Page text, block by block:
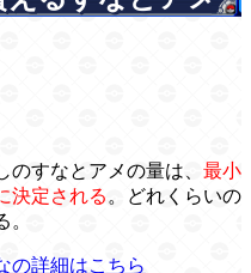
すなとアメの量は、 最小
決定される 。どれくらいの
の詳細はこちら